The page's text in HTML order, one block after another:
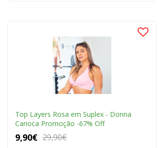
Top Layers Rosa em Suplex - Donna
Carioca Promoção -67% Off
9,90€ 29,90€